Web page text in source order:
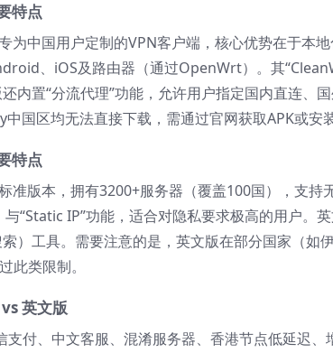
特点
为中国用户定制的VPN客户端，核心优势在于本
、iOS及路由器（通过OpenWrt）。其
内置“分流代理”功能，允许用户指定国内直连、
国区均无法直接下载，需通过官网获取APK或安装
特点
准版本，拥有3200+服务器（覆盖100国），支持
“Static IP”功能，适合对隐私要求极高的用户。
）工具。需要注意的是，英文版在部分国家（如
此类限制。
英文版
支付、中文客服、混淆服务器、香港节点低延迟